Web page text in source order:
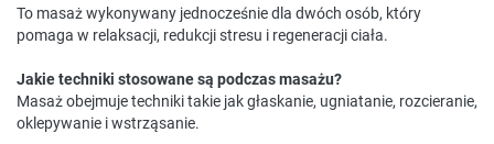
To masaż wykonywany jednocześnie dla dwóch osób, który
pomaga w relaksacji, redukcji stresu i regeneracji ciała.
Jakie techniki stosowane są podczas masażu?
Masaż obejmuje techniki takie jak głaskanie, ugniatanie, rozcieranie,
oklepywanie i wstrząsanie.